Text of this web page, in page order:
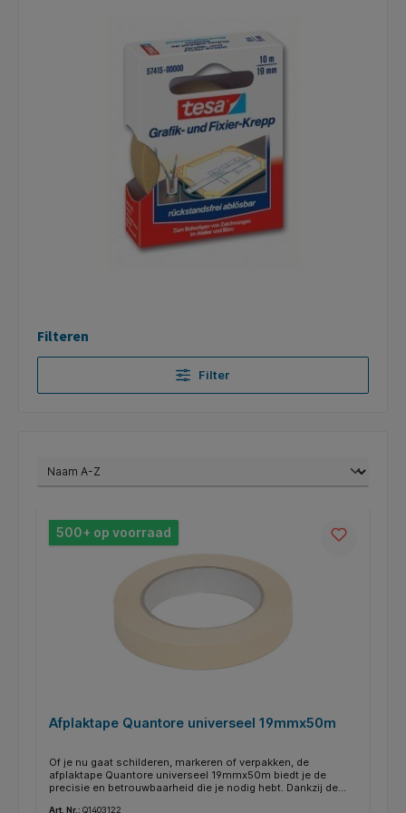
Filteren
Filter
500+ op voorraad
Afplaktape Quantore universeel 19mmx50m
Of je nu gaat schilderen, markeren of verpakken, de
afplaktape Quantore universeel 19mmx50m biedt je de
precisie en betrouwbaarheid die je nodig hebt. Dankzij de
Art. Nr.: Q1403122